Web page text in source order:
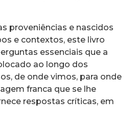
proveniências e nascidos
e contextos, este livro
essenciais que a
ao longo dos
de onde vimos, para onde
franca que se lhe
respostas críticas, em